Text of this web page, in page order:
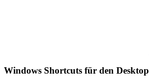
Windows Shortcuts für den Desktop